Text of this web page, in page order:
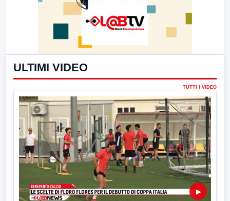
ULTIMI VIDEO
TUTTI I VIDEO
▶